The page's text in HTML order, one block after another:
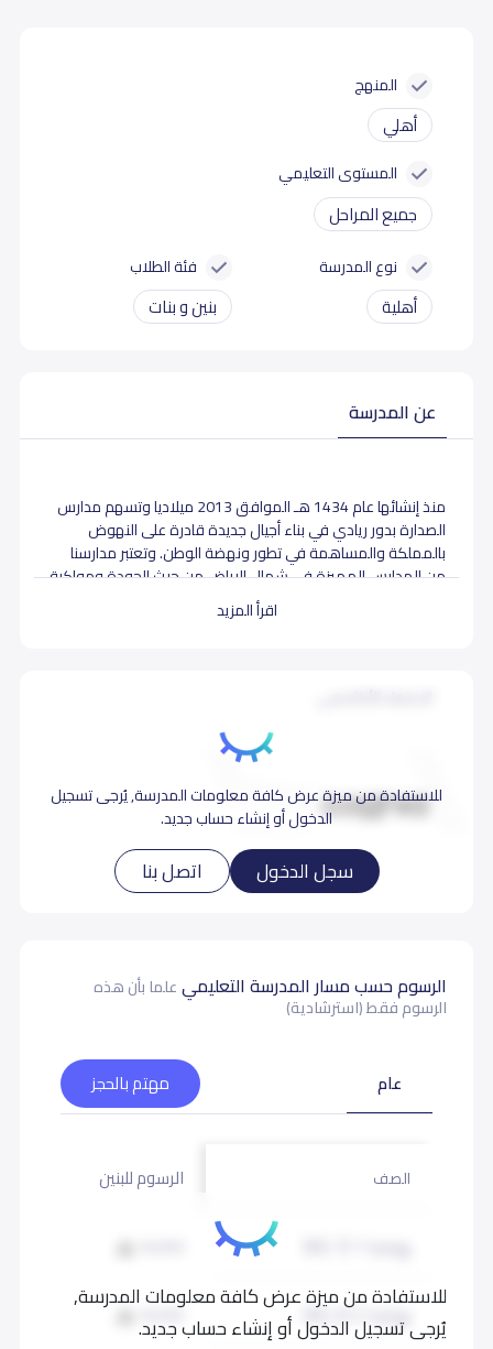
المنهج
أهلي
المستوى التعليمي
جميع المراحل
نوع المدرسة
أهلية
فئة الطلاب
بنين و بنات
عن المدرسة
اقرأ المزيد
منذ إنشائها عام 1434 هـ الموافق 2013 ميلاديا وتسهم مدارس
الصدارة بدور ريادي في بناء أجيال جديدة قادرة على النهوض
بالمملكة والمساهمة في تطور ونهضة الوطن. وتعتبر مدارسنا
من المدارس المميزة في شمال الرياض من حيث الجودة ومواكبة
أحدث التقنيات في مجال التربية والتعليم واستخدام أفضل الأساليب
التربوية والتدريسية من خلال طافم من المعلمين والمشرفين
شارك بتصحيح اي بيانات غير دقيقة
للاستفادة من ميزة عرض كافة معلومات المدرسة, يُرجى تسجيل
الدخول أو إنشاء حساب جديد.
سجل الدخول اتصل بنا
الرسوم حسب مسار المدرسة التعليميعلما بأن هذه
الرسوم فقط (استرشادية)
للاستفادة من ميزة عرض كافة معلومات المدرسة,
يُرجى تسجيل الدخول أو إنشاء حساب جديد.
عام مهتم بالحجز
الصف الرسوم للبنين
روضة 2 (KG 2) 18,000